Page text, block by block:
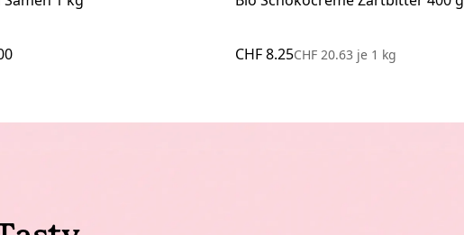
CHF 8.25CHF 20.63 je1 kg